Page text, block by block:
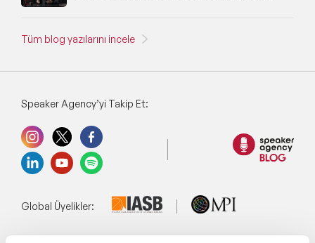
Tüm blog yazılarını incele
Speaker Agency’yi Takip Et:
Global Üyelikler: